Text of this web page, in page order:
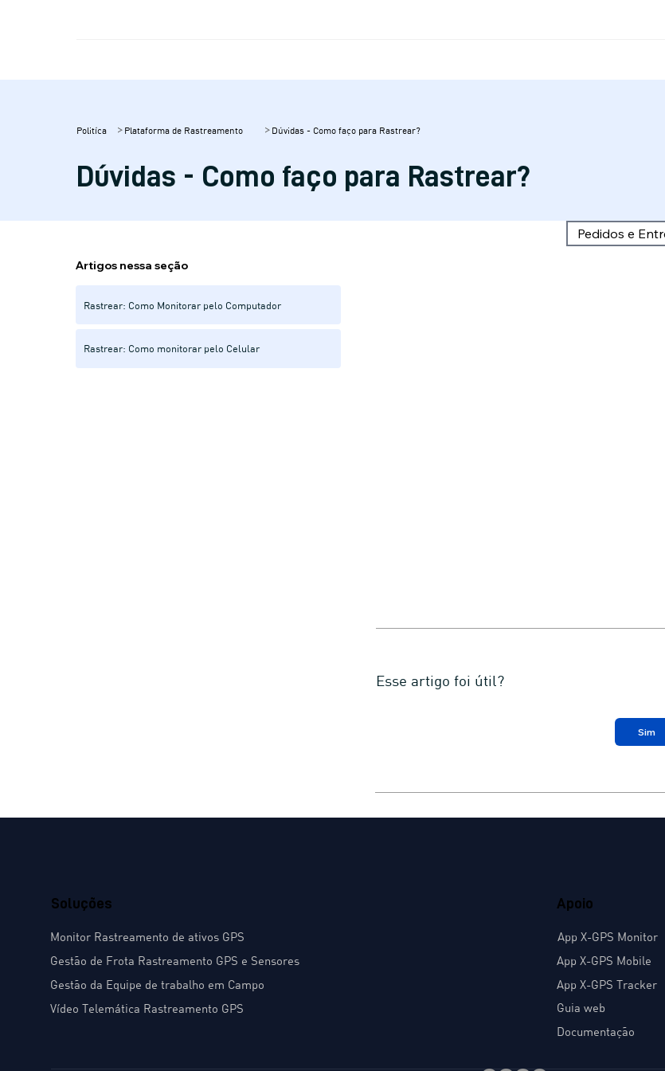
Politíca Plataforma de Rastreamento Dúvidas - Como faço para Rastrear?
Dúvidas - Como faço para Rastrear?
Artigos nessa seção
Rastrear: Como Monitorar pelo Computador
Rastrear: Como monitorar pelo Celular
Esse artigo foi útil?
Sim
Soluções
Monitor Rastreamento de ativos GPS
Gestão de Frota Rastreamento GPS e Sensores
Gestão da Equipe de trabalho em Campo
Vídeo Telemática Rastreamento GPS
Apoio
App X-GPS Monitor
App X-GPS Mobile
App X-GPS Tracker
Guia web
Documentação